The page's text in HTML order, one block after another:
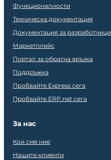
Функционалности
Техническа документация
Документация за разработчици
Маркетплейс
Портал за обратна връзка
Поддръжка
Пробвайте Express сега
Пробвайте ERP.net сега
За нас
Кои сме ние
Нашите клиенти